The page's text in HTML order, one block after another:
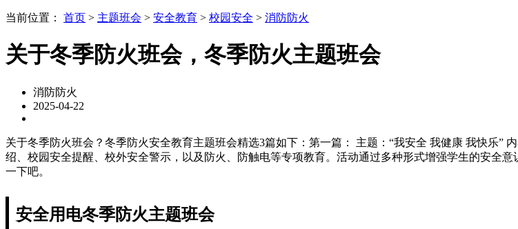
当前位置： 首页 > 主题班会 > 安全教育 > 校园安全 > 消防防火
关于冬季防火班会，冬季防火主题班会
消防防火
2025-04-22
关于冬季防火班会？冬季防火安全教育主题班会精选3篇如下：第一篇： 主题：“我安全 我健康 我快乐”
绍、校园安全提醒、校外安全警示，以及防火、防触电等专项教育。活动通过多种形式增强学生的安全
一下吧。
安全用电冬季防火主题班会